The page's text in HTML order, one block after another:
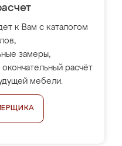
к Вам с каталогом
замеры,
расчёт
мебели.